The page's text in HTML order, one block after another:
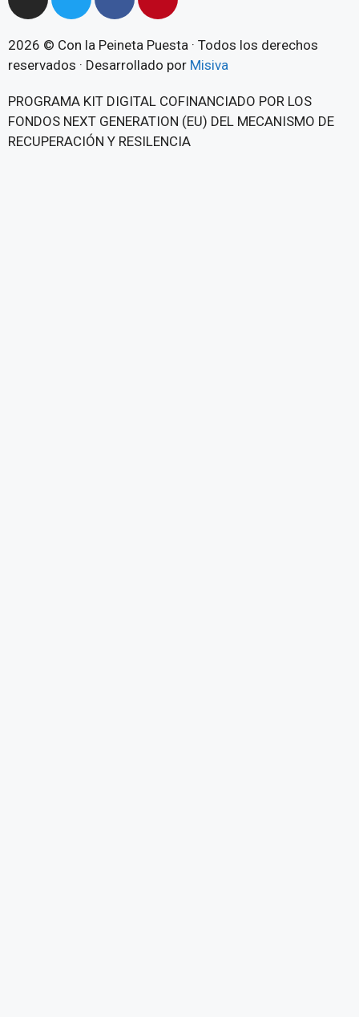
2026 © Con la Peineta Puesta · Todos los derechos
reservados · Desarrollado por Misiva
PROGRAMA KIT DIGITAL COFINANCIADO POR LOS
FONDOS NEXT GENERATION (EU) DEL MECANISMO DE
RECUPERACIÓN Y RESILENCIA